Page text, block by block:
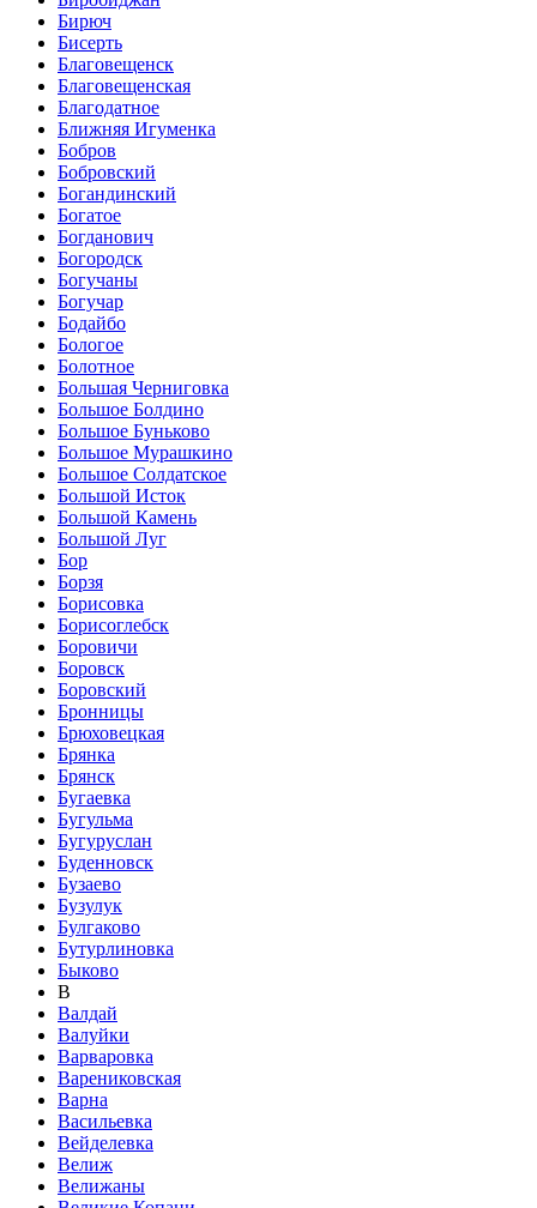
Бирюч
Бисерть
Благовещенск
Благовещенская
Благодатное
Ближняя Игуменка
Бобров
Бобровский
Богандинский
Богатое
Богданович
Богородск
Богучаны
Богучар
Бодайбо
Бологое
Болотное
Большая Черниговка
Большое Болдино
Большое Буньково
Большое Мурашкино
Большое Солдатское
Большой Исток
Большой Камень
Большой Луг
Бор
Борзя
Борисовка
Борисоглебск
Боровичи
Боровск
Боровский
Бронницы
Брюховецкая
Брянка
Брянск
Бугаевка
Бугульма
Бугуруслан
Буденновск
Бузаево
Бузулук
Булгаково
Бутурлиновка
Быково
В
Валдай
Валуйки
Варваровка
Варениковская
Варна
Васильевка
Вейделевка
Велиж
Велижаны